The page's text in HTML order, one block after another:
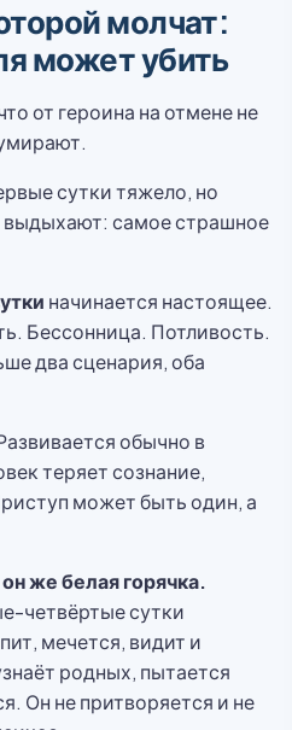
молчат:
может убить
от героина на отмене не
сутки тяжело, но
самое страшное
начинается настоящее.
Бессонница. Потливость.
два сценария, оба
обычно в
теряет сознание,
может быть один, а
же белая горячка.
четвёртые сутки
мечется, видит и
родных, пытается
Он не притворяется и не